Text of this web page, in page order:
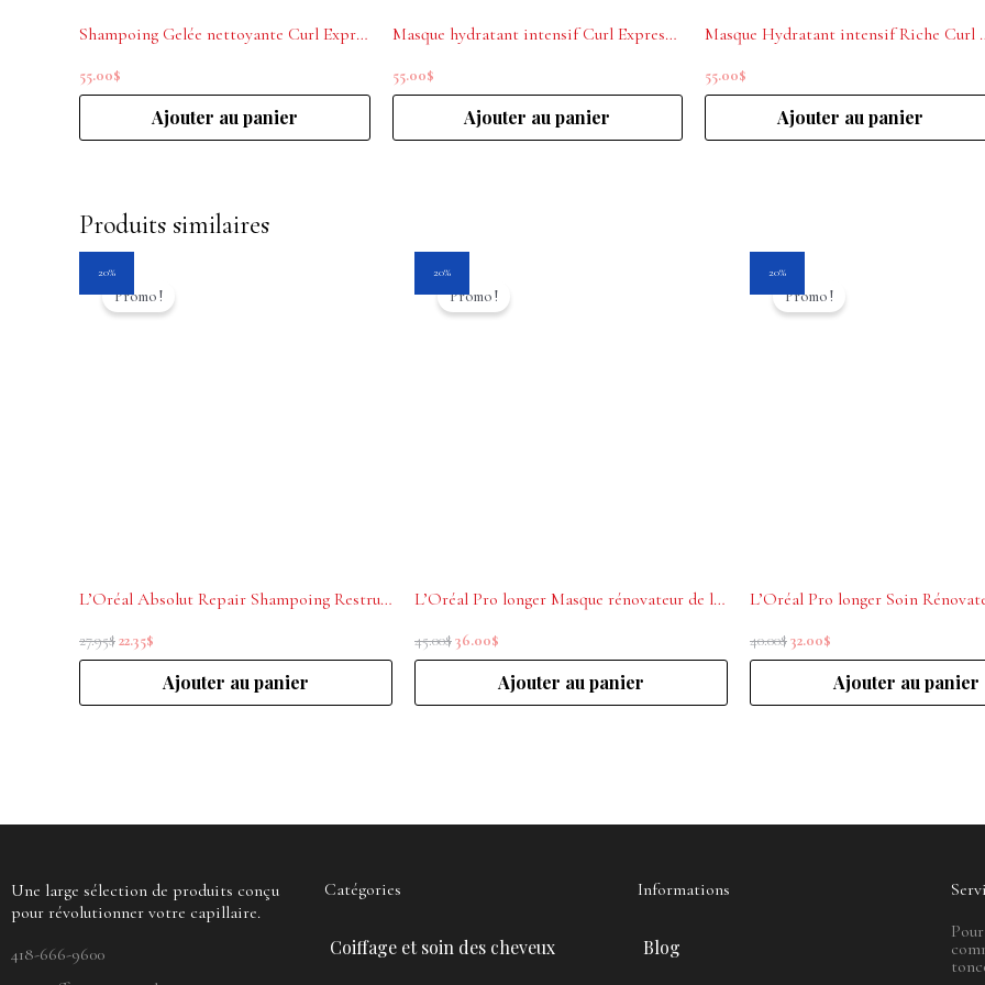
Shampoing Gelée nettoyante Curl Expression 16,9 oz L’ORÉAL PROFESSIONNEL
55.00$
Ajouter au panier
Masque hydratant intensif Curl Expression 8,5 oz L’ORÉAL PROFESSIONNEL
55.00$
Ajouter au panier
Masque Hydratant
55.00$
Ajouter au panier
Produits similaires
20%
Promo !
L’Oréal Absolut Repair Shampoing Restructurant 300ml
27.95$
initial
22.35$
prix
actuel
Ajouter au panier
20%
Promo !
L’Oréal Pro longer Masque rénovateur de longueurs cheveux longs 250ml
45.00$
initial
36.00$
actuel
Ajouter au panier
20%
Promo !
40.00$
initial
32.00$
prix
actuel
Ajouter au panier
Une large sélection de produits conçu
pour révolutionner votre capillaire.
418-666-9600
Catégories
Coiffage et soin des cheveux
Informations
Blog